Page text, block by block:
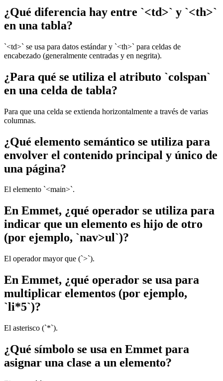
¿Qué diferencia hay entre `<td>` y `<th>`
en una tabla?
`<td>` se usa para datos estándar y `<th>` para celdas de
encabezado (generalmente centradas y en negrita).
¿Para qué se utiliza el atributo `colspan`
en una celda de tabla?
Para que una celda se extienda horizontalmente a través de varias
columnas.
¿Qué elemento semántico se utiliza para
envolver el contenido principal y único de
una página?
El elemento `<main>`.
En Emmet, ¿qué operador se utiliza para
indicar que un elemento es hijo de otro
(por ejemplo, `nav>ul`)?
El operador mayor que (`>`).
En Emmet, ¿qué operador se usa para
multiplicar elementos (por ejemplo,
`li*5`)?
El asterisco (`*`).
¿Qué símbolo se usa en Emmet para
asignar una clase a un elemento?